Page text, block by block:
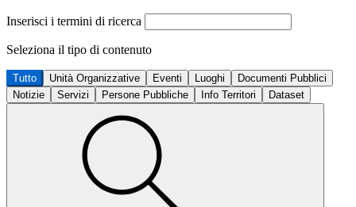
Inserisci i termini di ricerca
Seleziona il tipo di contenuto
Tutto Unità Organizzative Eventi Luoghi
Documenti Pubblici
Notizie
Servizi Persone Pubbliche Info Territori Dataset